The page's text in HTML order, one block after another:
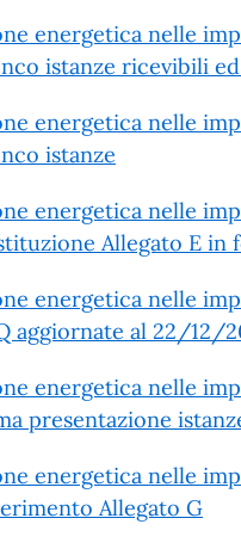
energetica nelle
istanze ricevibili
energetica nelle
istanze
energetica nelle
Allegato E in
energetica nelle
aggiornate al 22/12/
energetica nelle
presentazione
energetica nelle
Allegato G